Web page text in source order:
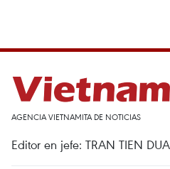
AGENCIA VIETNAMITA DE NOTICIAS
Editor en jefe: TRAN TIEN